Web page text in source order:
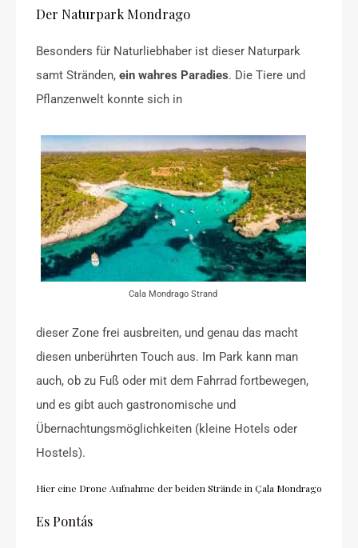
Der Naturpark Mondrago
Besonders für Naturliebhaber ist dieser Naturpark
samt Stränden, ein wahres Paradies. Die Tiere und
Pflanzenwelt konnte sich in
Cala Mondrago Strand
dieser Zone frei ausbreiten, und genau das macht
diesen unberührten Touch aus. Im Park kann man
auch, ob zu Fuß oder mit dem Fahrrad fortbewegen,
und es gibt auch gastronomische und
Übernachtungsmöglichkeiten (kleine Hotels oder
Hostels).
Hier eine Drone Aufnahme der beiden Strände in Çala Mondrago
Es Pontás